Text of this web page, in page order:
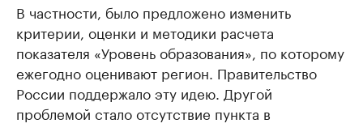
В частности, было предложено изменить
критерии, оценки и методики расчета
показателя «Уровень образования», по которому
ежегодно оценивают регион. Правительство
России поддержало эту идею. Другой
проблемой стало отсутствие пункта в